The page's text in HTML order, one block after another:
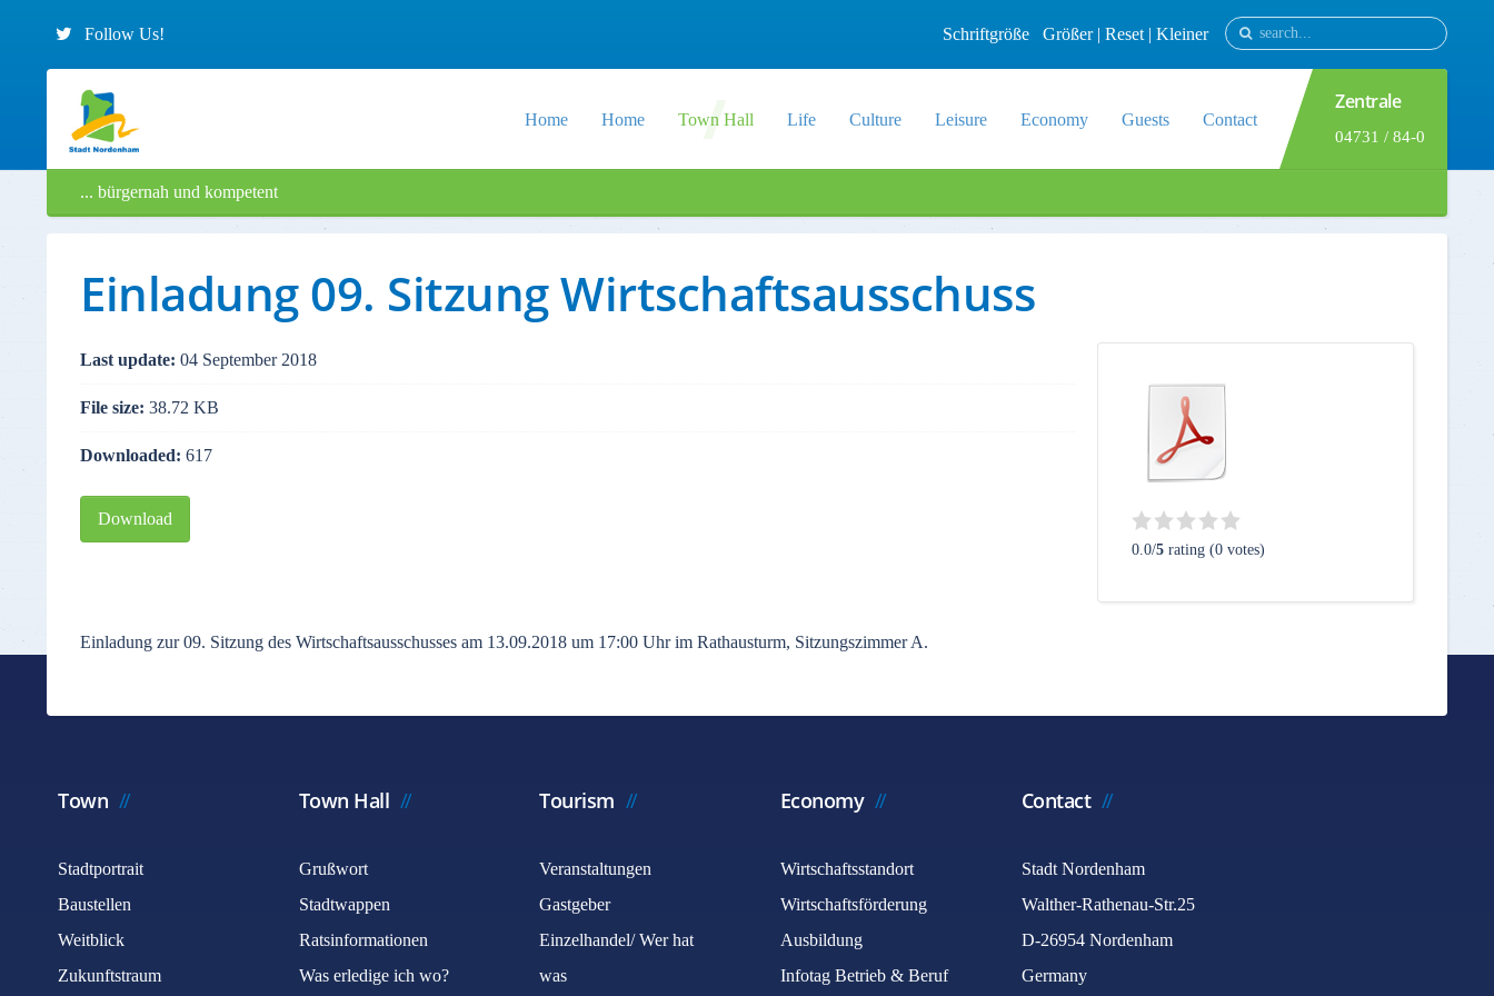
Follow Us! Schriftgröße Größer| Reset | Kleiner
Home Home Town Hall Life Culture Leisure Economy Guests Contact
Zentrale
04731 / 84-0
... bürgernah und kompetent
Einladung 09. Sitzung Wirtschaftsausschuss
Last update: 04 September 2018
File size: 38.72 KB
Downloaded: 617
Download
0.0/5 rating (0 votes)
Einladung zur 09. Sitzung des Wirtschaftsausschusses am 13.09.2018 um 17:00 Uhr im Rathausturm, Sitzungszimmer A.
Town
Stadtportrait
Baustellen
Weitblick
Zukunftstraum
Town Hall
Grußwort
Stadtwappen
Ratsinformationen
Was erledige ich wo?
Tourism
Veranstaltungen
Gastgeber
Einzelhandel/ Wer hat
was
Economy
Wirtschaftsstandort
Wirtschaftsförderung
Ausbildung
Infotag Betrieb & Beruf
Contact
Stadt Nordenham
Walther-Rathenau-Str.25
D-26954 Nordenham
Germany